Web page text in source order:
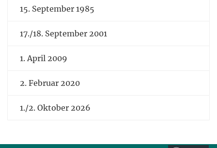
15. September 1985
17./18. September 2001
1. April 2009
2. Februar 2020
1./2. Oktober 2026